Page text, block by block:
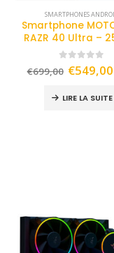
SMARTPHONES
Smartphone
RAZR 40 Ultra –
out of 5
€699,00 €549,00
LIRE LA SUITE